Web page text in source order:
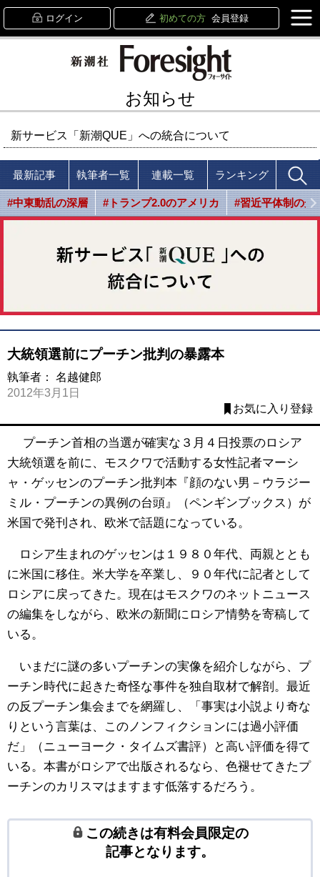
ログイン 初めての方 会員登録
お知らせ
新サービス「新潮QUE」への統合について
最新記事 執筆者一覧 連載一覧 ランキング
#中東動乱の深層 #トランプ2.0のアメリカ #習近平体制の光
大統領選前にプーチン批判の暴露本
執筆者： 名越健郎
2012年3月1日
お気に入り登録
プーチン首相の当選が確実な３月４日投票のロシア
大統領選を前に、モスクワで活動する女性記者マーシ
ャ・ゲッセンのプーチン批判本『顔のない男－ウラジー
ミル・プーチンの異例の台頭』（ペンギンブックス）が
米国で発刊され、欧米で話題になっている。
ロシア生まれのゲッセンは１９８０年代、両親ととも
に米国に移住。米大学を卒業し、９０年代に記者として
ロシアに戻ってきた。現在はモスクワのネットニュース
の編集をしながら、欧米の新聞にロシア情勢を寄稿して
いる。
いまだに謎の多いプーチンの実像を紹介しながら、プ
ーチン時代に起きた奇怪な事件を独自取材で解剖。最近
の反プーチン集会までを網羅し、「事実は小説より奇な
りという言葉は、このノンフィクションには過小評価
だ」（ニューヨーク・タイムズ書評）と高い評価を得て
いる。本書がロシアで出版されるなら、色褪せてきたプ
ーチンのカリスマはますます低落するだろう。
この続きは有料会員限定の
記事となります。